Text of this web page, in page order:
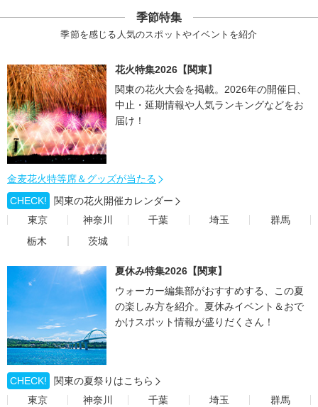
季節特集
季節を感じる人気のスポットやイベントを紹介
花火特集2026【関東】
関東の花火大会を掲載。2026年の開催日、
中止・延期情報や人気ランキングなどをお
届け！
金麦花火特等席＆グッズが当たる
CHECK!
関東の花火開催カレンダー
東京
神奈川 千葉 埼玉
群馬
栃木
茨城
夏休み特集2026【関東】
ウォーカー編集部がおすすめする、この夏
の楽しみ方を紹介。夏休みイベント＆おで
かけスポット情報が盛りだくさん！
CHECK!
関東の夏祭りはこちら
東京
神奈川 千葉 埼玉
群馬